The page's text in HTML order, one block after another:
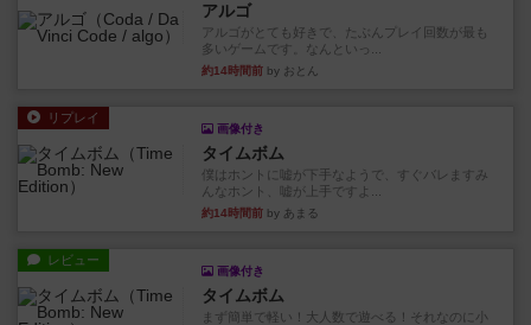
アルゴ
アルゴがとても好きで、たぶんプレイ回数が最も
多いゲームです。なんといっ...
約14時間前 by おとん
リプレイ
画像付き
タイムボム
僕はホントに嘘が下手なようで、すぐバレますみ
んなホント、嘘が上手ですよ...
約14時間前 by あまる
レビュー
画像付き
タイムボム
まず簡単で軽い！大人数で遊べる！それなのに小